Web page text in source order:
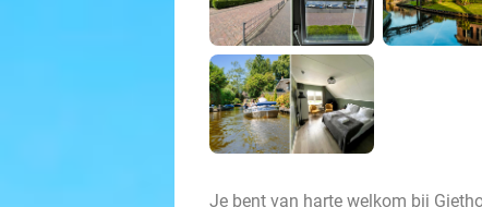
Je bent van harte welkom bij